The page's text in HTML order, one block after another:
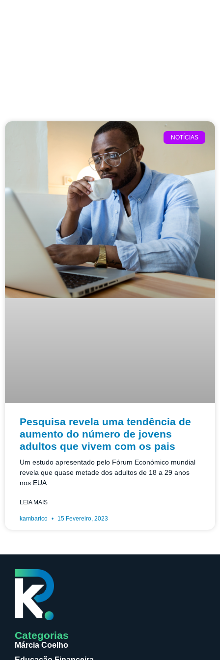
NOTÍCIAS
Pesquisa revela uma tendência de
aumento do número de jovens
adultos que vivem com os pais
Um estudo apresentado pelo Fórum Económico mundial
revela que quase metade dos adultos de 18 a 29 anos
nos EUA
LEIA MAIS
kambarico 15 Fevereiro, 2023
Categorias
Márcia Coelho